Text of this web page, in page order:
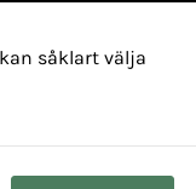
såklart välja